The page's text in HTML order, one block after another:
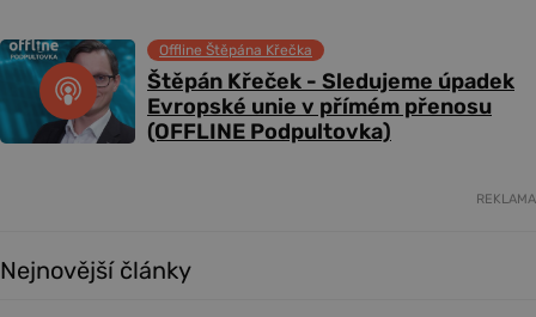
Štěpán Křeček - Sledujeme úpadek
Evropské unie v přímém přenosu
(OFFLINE Podpultovka)
Offline Štěpána Křečka
REKLAMA
Nejnovější články